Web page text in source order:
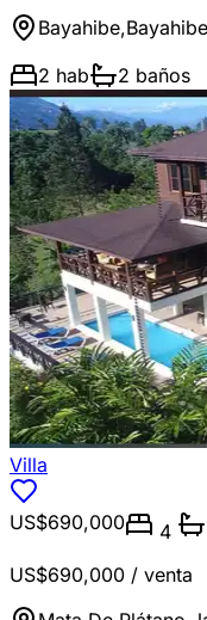
Bayahibe,Bayahibe
2 hab 2 baños
Villa
US$690,000 4
US$690,000 / venta